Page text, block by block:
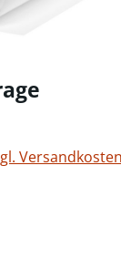
Versandkosten